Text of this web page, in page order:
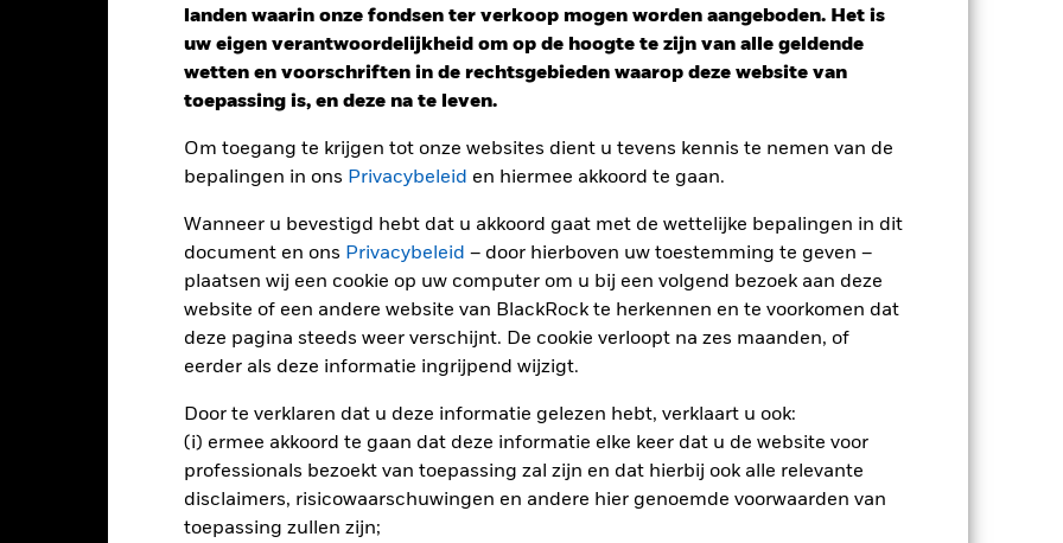
landen waarin onze fondsen ter verkoop mogen worden aangeboden. Het is
uw eigen verantwoordelijkheid om op de hoogte te zijn van alle geldende
wetten en voorschriften in de rechtsgebieden waarop deze website van
toepassing is, en deze na te leven.
Om toegang te krijgen tot onze websites dient u tevens kennis te nemen van de
bepalingen in ons Privacybeleid en hiermee akkoord te gaan.
Wanneer u bevestigd hebt dat u akkoord gaat met de wettelijke bepalingen in dit
document en ons Privacybeleid – door hierboven uw toestemming te geven –
plaatsen wij een cookie op uw computer om u bij een volgend bezoek aan deze
website of een andere website van BlackRock te herkennen en te voorkomen dat
deze pagina steeds weer verschijnt. De cookie verloopt na zes maanden, of
eerder als deze informatie ingrijpend wijzigt.
Door te verklaren dat u deze informatie gelezen hebt, verklaart u ook:
(i) ermee akkoord te gaan dat deze informatie elke keer dat u de website voor
professionals bezoekt van toepassing zal zijn en dat hierbij ook alle relevante
disclaimers, risicowaarschuwingen en andere hier genoemde voorwaarden van
toepassing zullen zijn;
Performance
2014-04-01 00:00:00 to 2026-07-31 00:00:00.
Op jaarbasis Cumulatief 12 maanden
grafiek toont de prestatie van het product als het procentuele verlies of de winst per jaar over de